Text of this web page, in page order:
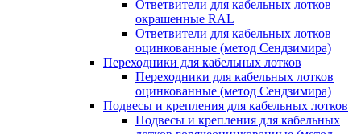
Ответвители для кабельных лотков
окрашенные RAL
Ответвители для кабельных лотков
оцинкованные (метод Сендзимира)
Переходники для кабельных лотков
Переходники для кабельных лотков
оцинкованные (метод Сендзимира)
Подвесы и крепления для кабельных лотков
Подвесы и крепления для кабельных